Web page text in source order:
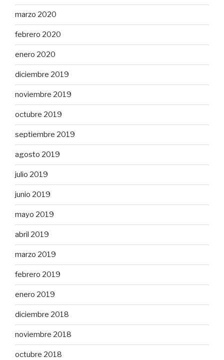
marzo 2020
febrero 2020
enero 2020
diciembre 2019
noviembre 2019
octubre 2019
septiembre 2019
agosto 2019
julio 2019
junio 2019
mayo 2019
abril 2019
marzo 2019
febrero 2019
enero 2019
diciembre 2018
noviembre 2018
octubre 2018